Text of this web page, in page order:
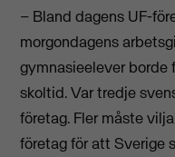
– Bland dagens UF-
morgondagens
gymnasieelever
skoltid. Var tredje
företag. Fler måste
företag för att Sverige